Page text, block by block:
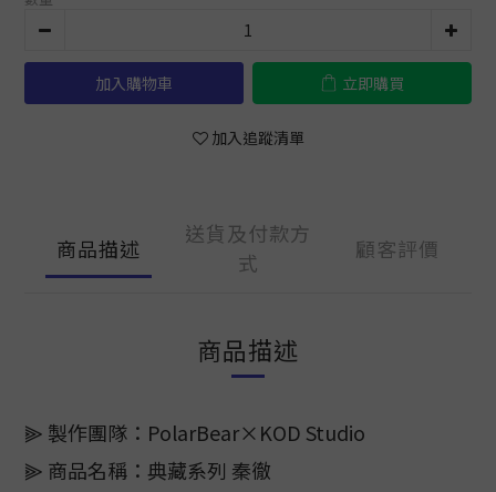
加入購物車 立即購買
加入追蹤清單
商品描述
送貨及付款方
式
顧客評價
商品描述
⫸ 製作團隊：PolarBear×KOD Studio
⫸ 商品名稱：典藏系列 秦徹